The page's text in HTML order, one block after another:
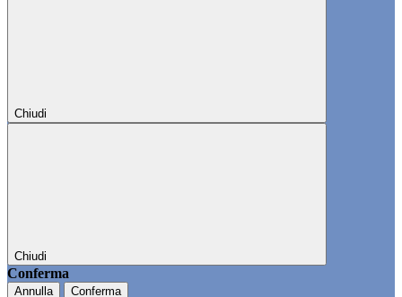
Chiudi
Chiudi
Conferma
Annulla Conferma